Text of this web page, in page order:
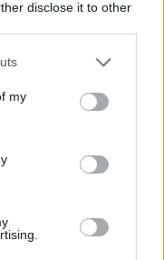
disclose it to other
my